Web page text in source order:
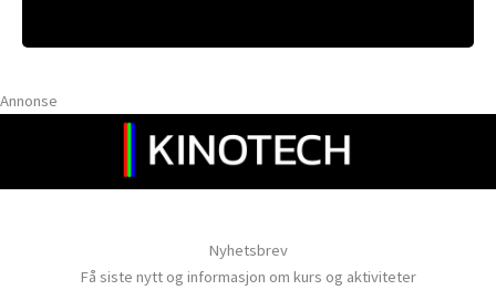
Annonse
Nyhetsbrev
Få siste nytt og informasjon om kurs og aktiviteter